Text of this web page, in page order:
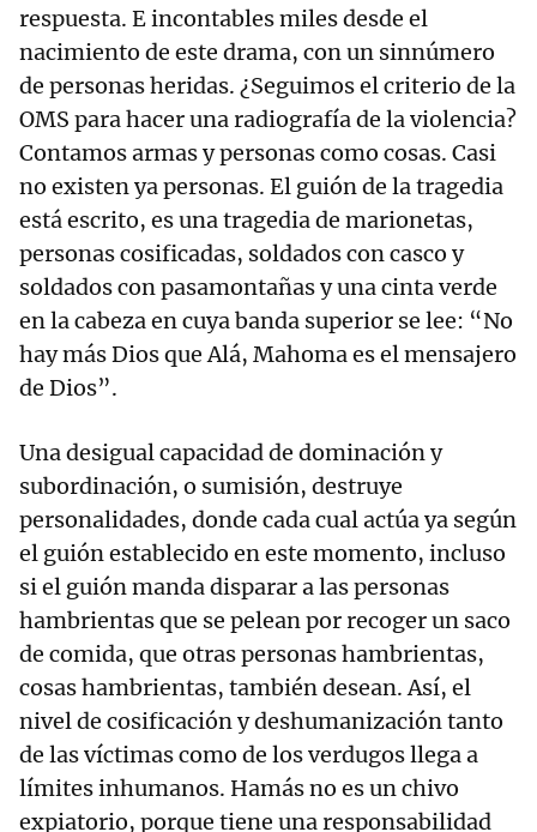
respuesta. E incontables miles desde el
nacimiento de este drama, con un sinnúmero
de personas heridas. ¿Seguimos el criterio de la
OMS para hacer una radiografía de la violencia?
Contamos armas y personas como cosas. Casi
no existen ya personas. El guión de la tragedia
está escrito, es una tragedia de marionetas,
personas cosificadas, soldados con casco y
soldados con pasamontañas y una cinta verde
en la cabeza en cuya banda superior se lee: “No
hay más Dios que Alá, Mahoma es el mensajero
de Dios”.
Una desigual capacidad de dominación y
subordinación, o sumisión, destruye
personalidades, donde cada cual actúa ya según
el guión establecido en este momento, incluso
si el guión manda disparar a las personas
hambrientas que se pelean por recoger un saco
de comida, que otras personas hambrientas,
cosas hambrientas, también desean. Así, el
nivel de cosificación y deshumanización tanto
de las víctimas como de los verdugos llega a
límites inhumanos. Hamás no es un chivo
expiatorio, porque tiene una responsabilidad